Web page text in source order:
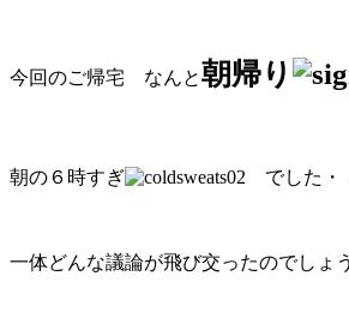
今回のご帰宅 なんと朝帰り
朝の６時すぎ でした・
一体どんな議論が飛び交ったのでしょ